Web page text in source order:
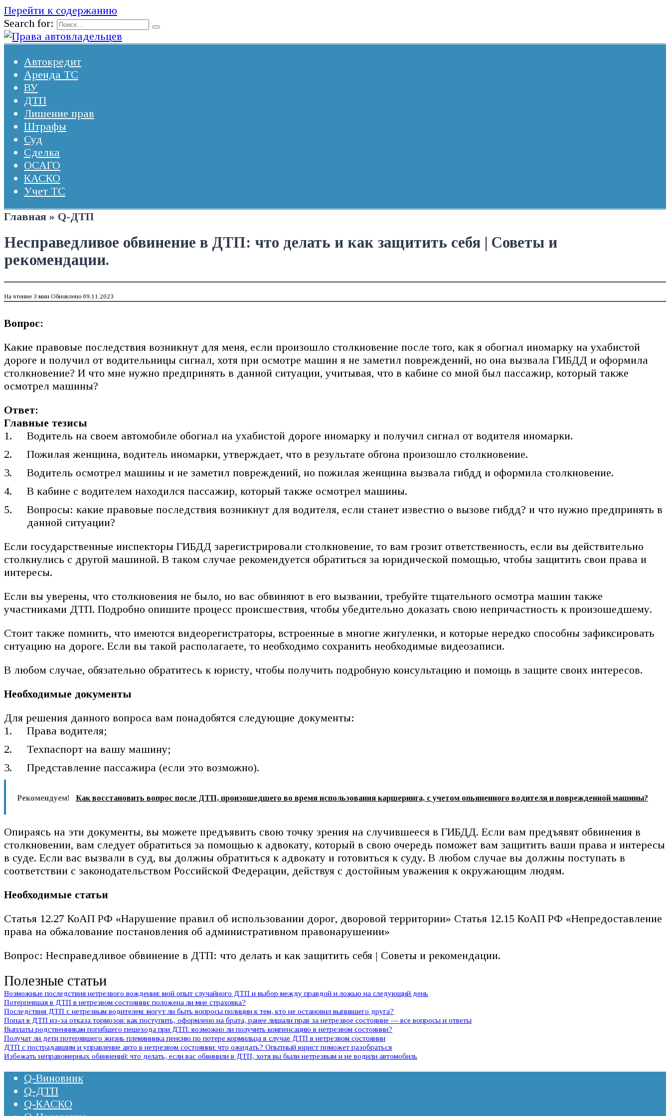
Перейти к содержанию
Search for:
Автокредит
Аренда ТС
ВУ
ДТП
Лишение прав
Штрафы
Суд
Сделка
ОСАГО
КАСКО
Учет ТС
Главная » Q-ДТП
Несправедливое обвинение в ДТП: что делать и как защитить себя | Советы и
рекомендации.
На чтение 3 мин Обновлено 09.11.2023
Вопрос:
Какие правовые последствия возникнут для меня, если произошло столкновение после того, как я обогнал иномарку на ухабистой
дороге и получил от водительницы сигнал, хотя при осмотре машин я не заметил повреждений, но она вызвала ГИБДД и оформила
столкновение? И что мне нужно предпринять в данной ситуации, учитывая, что в кабине со мной был пассажир, который также
осмотрел машины?
Ответ:
Главные тезисы
Водитель на своем автомобиле обогнал на ухабистой дороге иномарку и получил сигнал от водителя иномарки.
Пожилая женщина, водитель иномарки, утверждает, что в результате обгона произошло столкновение.
Водитель осмотрел машины и не заметил повреждений, но пожилая женщина вызвала гибдд и оформила столкновение.
В кабине с водителем находился пассажир, который также осмотрел машины.
Вопросы: какие правовые последствия возникнут для водителя, если станет известно о вызове гибдд? и что нужно предпринять в
данной ситуации?
Если государственные инспекторы ГИБДД зарегистрировали столкновение, то вам грозит ответственность, если вы действительно
столкнулись с другой машиной. В таком случае рекомендуется обратиться за юридической помощью, чтобы защитить свои права и
интересы.
Если вы уверены, что столкновения не было, но вас обвиняют в его вызвании, требуйте тщательного осмотра машин также
участниками ДТП. Подробно опишите процесс происшествия, чтобы убедительно доказать свою непричастность к произошедшему.
Стоит также помнить, что имеются видеорегистраторы, встроенные в многие жигуленки, и которые нередко способны зафиксировать
ситуацию на дороге. Если вы такой располагаете, то необходимо сохранить необходимые видеозаписи.
В любом случае, обязательно обратитесь к юристу, чтобы получить подробную консультацию и помощь в защите своих интересов.
Необходимые документы
Для решения данного вопроса вам понадобятся следующие документы:
Права водителя;
Техпаспорт на вашу машину;
Представление пассажира (если это возможно).
Рекомендуем! Как восстановить вопрос после ДТП, произошедшего во время использования каршеринга, с учетом опьяненного водителя и поврежденной машины?
Опираясь на эти документы, вы можете предъявить свою точку зрения на случившееся в ГИБДД. Если вам предъявят обвинения в
столкновении, вам следует обратиться за помощью к адвокату, который в свою очередь поможет вам защитить ваши права и интересы
в суде. Если вас вызвали в суд, вы должны обратиться к адвокату и готовиться к суду. В любом случае вы должны поступать в
соответствии с законодательством Российской Федерации, действуя с достойным уважения к окружающим людям.
Необходимые статьи
Статья 12.27 КоАП РФ «Нарушение правил об использовании дорог, дворовой территории» Статья 12.15 КоАП РФ «Непредоставление
права на обжалование постановления об административном правонарушении»
Вопрос: Несправедливое обвинение в ДТП: что делать и как защитить себя | Советы и рекомендации.
Полезные статьи
Возможные последствия нетрезвого вождения: мой опыт случайного ДТП и выбор между правдой и ложью на следующий день
Потерпевшая в ДТП в нетрезвом состоянии: положена ли мне страховка?
Последствия ДТП с нетрезвым водителем: могут ли быть вопросы полиции к тем, кто не остановил выпившего друга?
Попал в ДТП из-за отказа тормозов: как поступить, оформлено на брата, ранее лишали прав за нетрезвое состояние — все вопросы и ответы
Выплаты родственникам погибшего пешехода при ДТП: возможно ли получить компенсацию в нетрезвом состоянии?
Получат ли дети потерявшего жизнь племянника пенсию по потере кормильца в случае ДТП в нетрезвом состоянии
ДТП с пострадавшим и управление авто в нетрезвом состоянии: что ожидать? Опытный юрист поможет разобраться
Избежать неправомерных обвинений: что делать, если вас обвинили в ДТП, хотя вы были нетрезвым и не водили автомобиль
Q-Виновник
Q-ДТП
Q-КАСКО